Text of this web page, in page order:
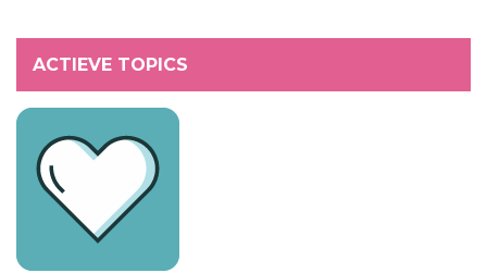
ACTIEVE TOPICS